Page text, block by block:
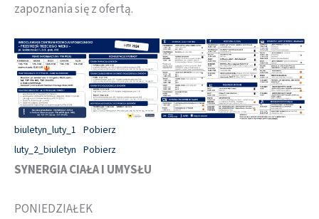
zapoznania się z ofertą.
biuletyn_luty_1 Pobierz
luty_2_biuletyn Pobierz
SYNERGIA CIAŁA I UMYSŁU
PONIEDZIAŁEK